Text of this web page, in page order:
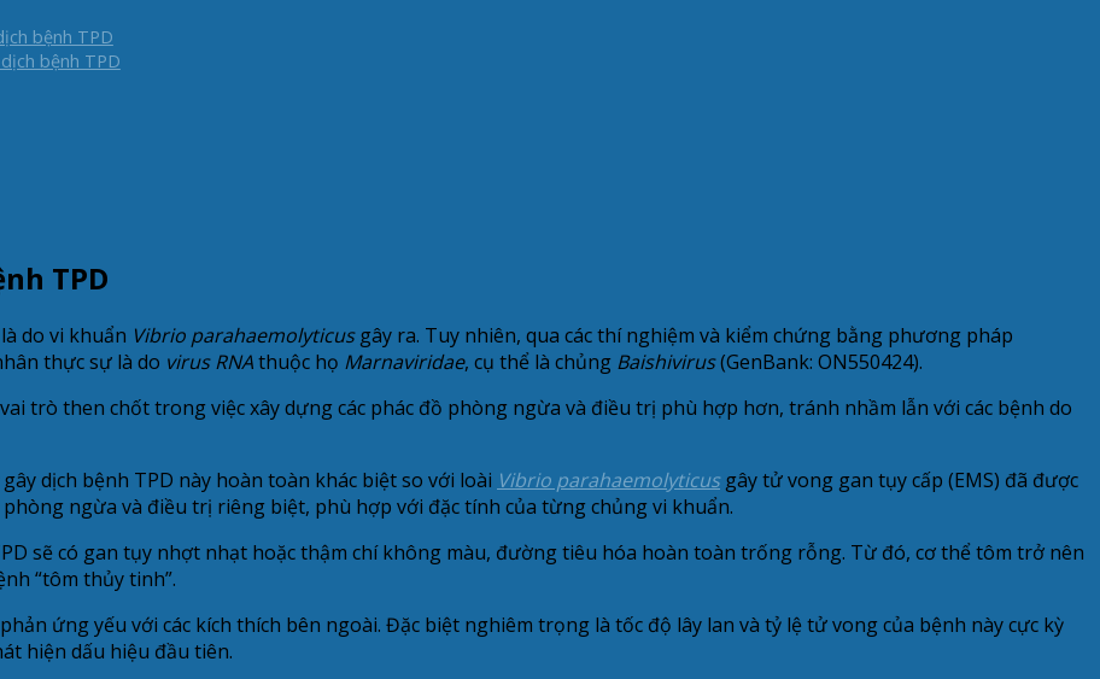
bệnh TPD
bệnh TPD
TPD
do vi khuẩn Vibrio parahaemolyticusgây ra. Tuy nhiên, qua các thí nghiệm và kiểm chứng bằng phương pháp
thực sự là do virus RNAthuộc họ Marnaviridae, cụ thể là chủng Baishivirus(GenBank: ON550424).
trò then chốt trong việc xây dựng các phác đồ phòng ngừa và điều trị phù hợp hơn, tránh nhầm lẫn với các bệnh do
gây dịch bệnh TPD này hoàn toàn khác biệt so với loài Vibrio parahaemolyticusgây tử vong gan tụy cấp (EMS) đã được
ngừa và điều trị riêng biệt, phù hợp với đặc tính của từng chủng vi khuẩn.
sẽ có gan tụy nhợt nhạt hoặc thậm chí không màu, đường tiêu hóa hoàn toàn trống rỗng. Từ đó, cơ thể tôm trở nên
“tôm thủy tinh”.
ứng yếu với các kích thích bên ngoài. Đặc biệt nghiêm trọng là tốc độ lây lan và tỷ lệ tử vong của bệnh này cực kỳ
hiện dấu hiệu đầu tiên.